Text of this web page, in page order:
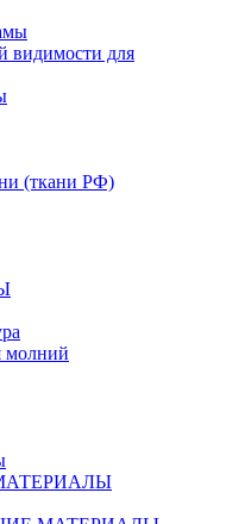
видимости для
(ткани РФ)
молний